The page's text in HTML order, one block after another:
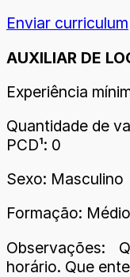
Enviar curriculum
AUXILIAR DE
Experiência
Quantidade de
PCD¹: 0
Sexo: Masculino
Formação:
Observações:
horário. Que